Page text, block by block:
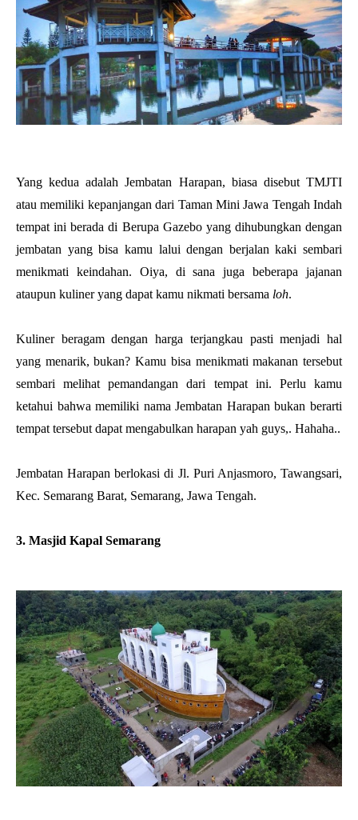
Yang kedua adalah Jembatan Harapan, biasa disebut TMJTI
atau memiliki kepanjangan dari Taman Mini Jawa Tengah Indah
tempat ini berada di Berupa Gazebo yang dihubungkan dengan
jembatan yang bisa kamu lalui dengan berjalan kaki sembari
menikmati keindahan. Oiya, di sana juga beberapa jajanan
ataupun kuliner yang dapat kamu nikmati bersama loh.
Kuliner beragam dengan harga terjangkau pasti menjadi hal
yang menarik, bukan? Kamu bisa menikmati makanan tersebut
sembari melihat pemandangan dari tempat ini. Perlu kamu
ketahui bahwa memiliki nama Jembatan Harapan bukan berarti
tempat tersebut dapat mengabulkan harapan yah guys,. Hahaha..
Jembatan Harapan berlokasi di Jl. Puri Anjasmoro, Tawangsari,
Kec. Semarang Barat, Semarang, Jawa Tengah.
3. Masjid Kapal Semarang